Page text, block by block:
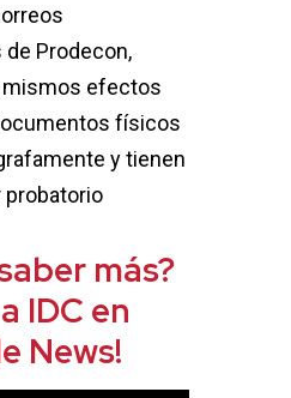
Prodecon,
mismos efectos
físicos
y tienen
probatorio
más?
IDC en
News!